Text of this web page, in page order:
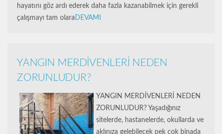
hayatını göz ardı ederek daha fazla kazanabilmek için gerekli
çalışmayı tam olara DEVAMI
YANGIN MERDİVENLERİ NEDEN
ZORUNLUDUR?
YANGIN MERDİVENLERİ NEDEN
ZORUNLUDUR? Yaşadığınız
sitelerde, hastanelerde, okullarda ve
aklınıza gelebilecek pek çok binada